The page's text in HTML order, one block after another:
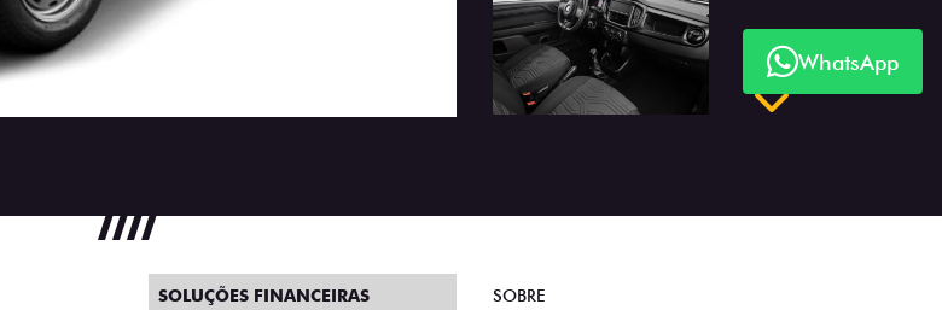
Próximo
WhatsApp